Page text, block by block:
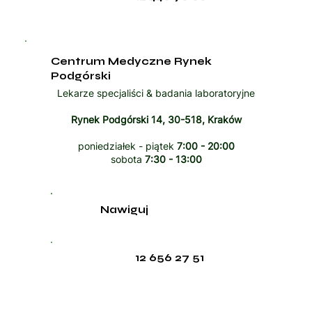
Centrum Medyczne Rynek
Podgórski
Lekarze specjaliści & badania laboratoryjne
Rynek Podgórski 14, 30-518, Kraków
poniedziałek - piątek 7:00 - 20:00
sobota 7:30 - 13:00
12 656 27 51
Nawiguj